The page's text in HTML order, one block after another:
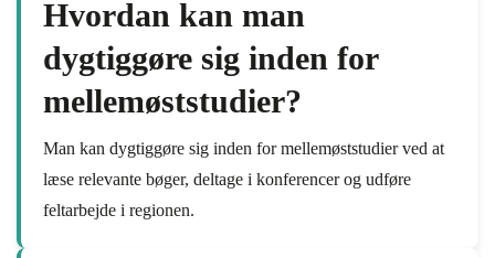
Hvordan kan man
dygtiggøre sig inden for
mellemøststudier?
Man kan dygtiggøre sig inden for mellemøststudier ved at
læse relevante bøger, deltage i konferencer og udføre
feltarbejde i regionen.